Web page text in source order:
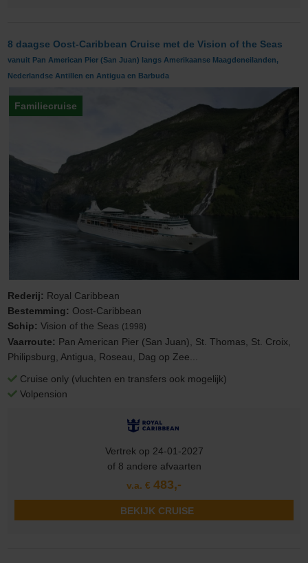
8 daagse Oost-Caribbean Cruise met de Vision of the Seas
vanuit Pan American Pier (San Juan) langs Amerikaanse Maagdeneilanden,
Nederlandse Antillen en Antigua en Barbuda
Familiecruise
Rederij: Royal Caribbean
Bestemming: Oost-Caribbean
Schip:Vision of the Seas (1998)
Vaarroute: Pan American Pier (San Juan), St. Thomas, St. Croix,
Philipsburg, Antigua, Roseau, Dag op Zee...
Cruise only (vluchten en transfers ook mogelijk)
Volpension
Vertrek op 24-01-2027
of 8 andere afvaarten
v.a. € 483,-
BEKIJK CRUISE